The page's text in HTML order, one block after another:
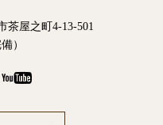
茶屋之町4-13-501
）